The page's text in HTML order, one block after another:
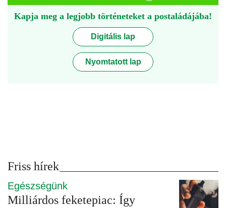
Kapja meg a legjobb történeteket a postaládájába!
Digitális lap
Nyomtatott lap
Friss hírek
Egészségünk
Milliárdos feketepiac: Így